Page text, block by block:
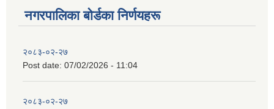
नगरपालिका बाेर्डका निर्णयहरू
२०८३-०२-२७
Post date: 07/02/2026 - 11:04
२०८३-०२-२७